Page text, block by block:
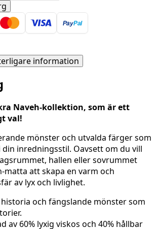
PayPal
information
Naveh-kollektion, som är ett
val!
mönster och utvalda färger som
inredningsstil. Oavsett om du vill
hallen eller sovrummet
matta att skapa en varm och
av lyx och livlighet.
och fängslande mönster som
av 60% lyxig viskos och 40% hållbar